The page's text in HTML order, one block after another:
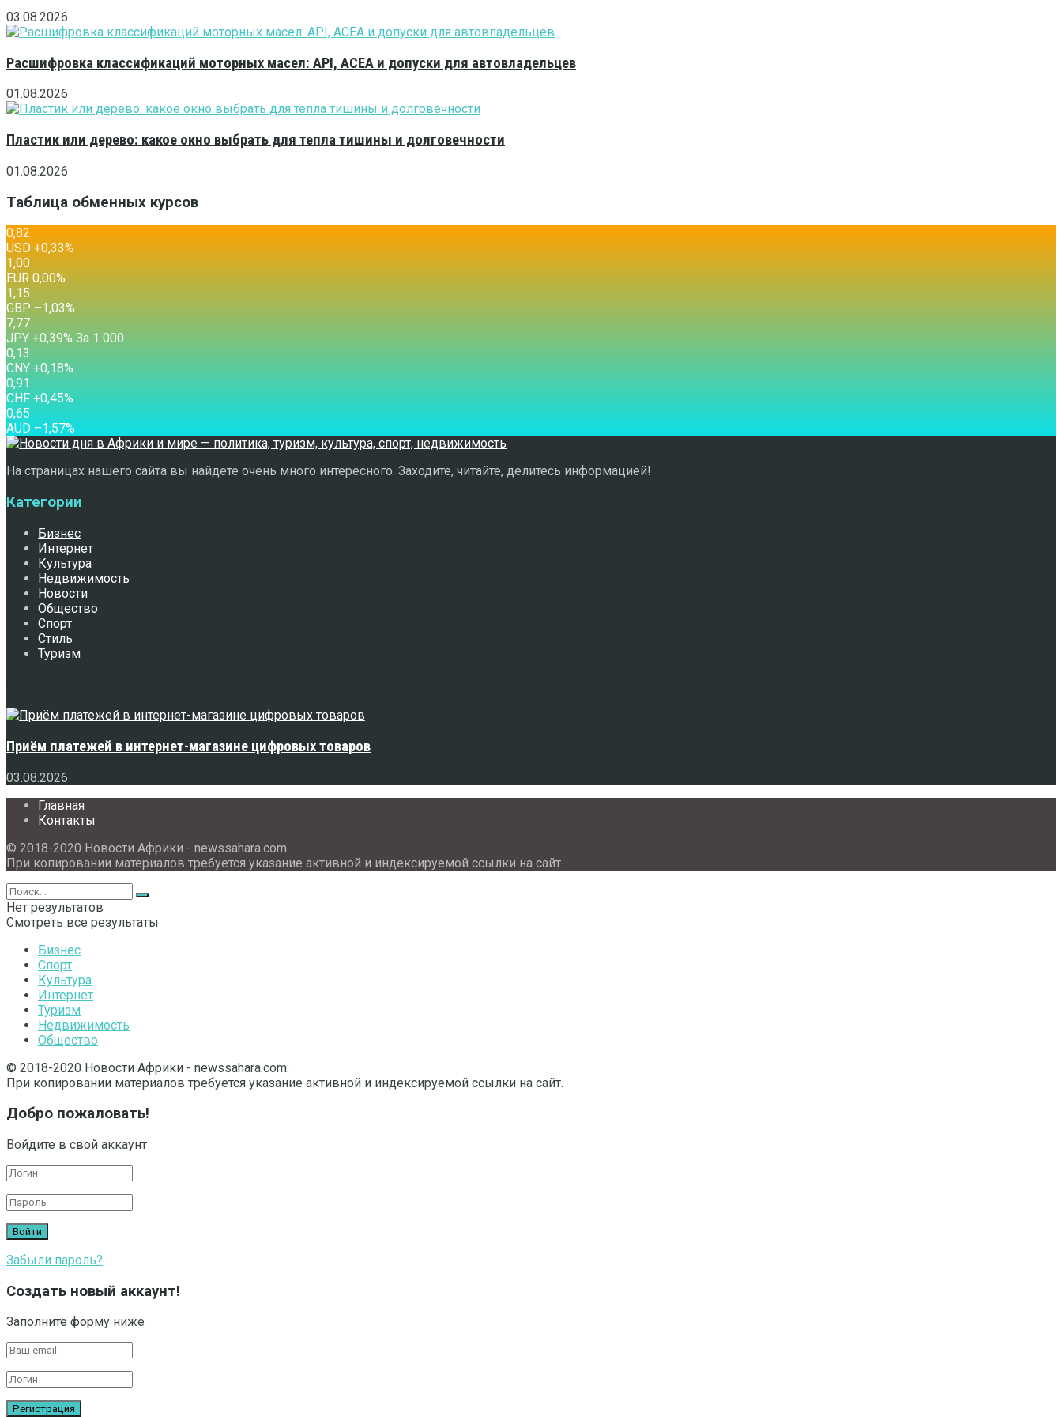
03.08.2026
Расшифровка классификаций моторных масел: API, ACEA и допуски для автовладельцев
01.08.2026
Пластик или дерево: какое окно выбрать для тепла тишины и долговечности
01.08.2026
Таблица обменных курсов
0,82
USD +0,33%
1,00
EUR 0,00%
1,15
GBP –1,03%
7,77
JPY +0,39% За 1 000
0,13
CNY +0,18%
0,91
CHF +0,45%
0,65
AUD –1,57%
На страницах нашего сайта вы найдете очень много интересного. Заходите, читайте, делитесь информацией!
Категории
Бизнес
Интернет
Культура
Недвижимость
Новости
Общество
Спорт
Стиль
Туризм
Приём платежей в интернет-магазине цифровых товаров
03.08.2026
Главная
Контакты
© 2018-2020 Новости Африки - newssahara.com.
При копировании материалов требуется указание активной и индексируемой ссылки на сайт.
Нет результатов
Смотреть все результаты
Бизнес
Спорт
Культура
Интернет
Туризм
Недвижимость
Общество
© 2018-2020 Новости Африки - newssahara.com.
При копировании материалов требуется указание активной и индексируемой ссылки на сайт.
Добро пожаловать!
Войдите в свой аккаунт
Забыли пароль?
Создать новый аккаунт!
Заполните форму ниже